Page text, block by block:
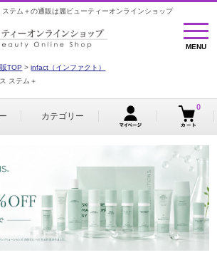
テム＋の通販は麗ビューティーオンラインショップ
MENU
MENU
TOP
infact（インファクト）
ステム＋
カテゴリー
0